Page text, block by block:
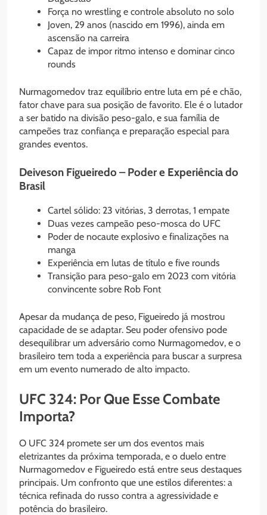
Força no wrestling e controle absoluto no solo
Joven, 29 anos (nascido em 1996), ainda em
ascensão na carreira
Capaz de impor ritmo intenso e dominar cinco
rounds
Nurmagomedov traz equilíbrio entre luta em pé e chão,
fator chave para sua posição de favorito. Ele é o lutador
a ser batido na divisão peso-galo, e sua família de
campeões traz confiança e preparação especial para
grandes eventos.
Deiveson Figueiredo – Poder e Experiência do
Brasil
Cartel sólido: 23 vitórias, 3 derrotas, 1 empate
Duas vezes campeão peso-mosca do UFC
Poder de nocaute explosivo e finalizações na
manga
Experiência em lutas de título e five rounds
Transição para peso-galo em 2023 com vitória
convincente sobre Rob Font
Apesar da mudança de peso, Figueiredo já mostrou
capacidade de se adaptar. Seu poder ofensivo pode
desequilibrar um adversário como Nurmagomedov, e o
brasileiro tem toda a experiência para buscar a surpresa
em um evento numerado de alto impacto.
UFC 324: Por Que Esse Combate
Importa?
O UFC 324 promete ser um dos eventos mais
eletrizantes da próxima temporada, e o duelo entre
Nurmagomedov e Figueiredo está entre seus destaques
principais. Um confronto que une estilos diferentes: a
técnica refinada do russo contra a agressividade e
potência do brasileiro.